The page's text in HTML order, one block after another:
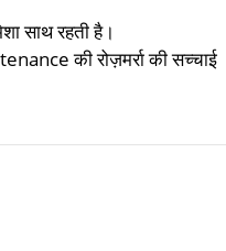
साथ रहती है।
की रोज़मर्रा की सच्चाई